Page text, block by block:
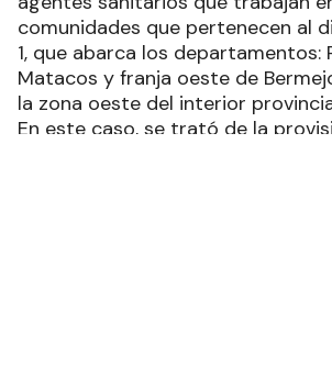
comunidades que pertenecen al
1, que abarca los departamentos:
Matacos y franja oeste de
la zona oeste del interior
En este caso, se trató de la